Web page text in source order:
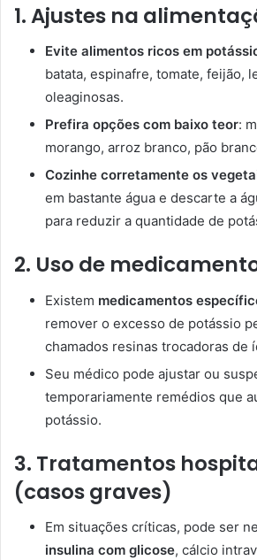
1. Ajustes na
Evite alimentos ricos em
batata, espinafre, tomate, feijão,
oleaginosas.
Prefira opções com baixo teor:
morango, arroz branco, pão
Cozinhe corretamente os
em bastante água e descarte a
para reduzir a quantidade de
2. Uso de
Existem medicamentos
remover o excesso de potássio
chamados resinas trocadoras de
Seu médico pode ajustar ou
temporariamente remédios que
potássio.
3. Tratamentos
(casos graves)
Em situações críticas, pode ser
insulina com glicose, cálcio